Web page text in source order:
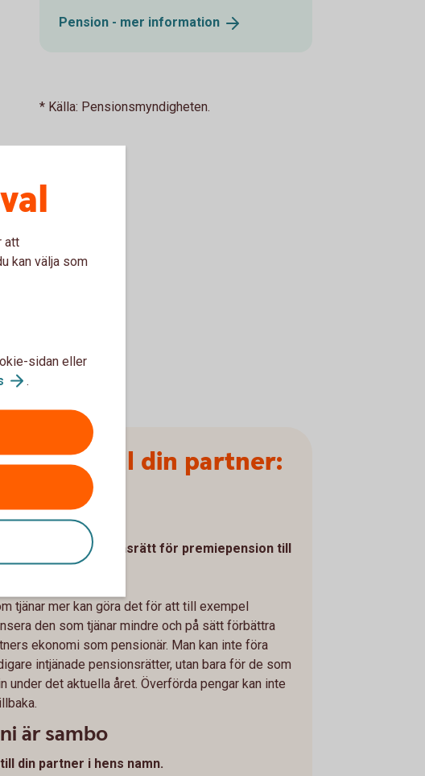
Pension - mer information
* Källa: Pensionsmyndigheten.
spara till din partner:
är gifta
överföra pensionsrätt för premiepension till
tjänar mer kan göra det för att till exempel
den som tjänar mindre och på sätt förbättra
ekonomi som pensionär. Man kan inte föra
intjänade pensionsrätter, utan bara för de som
under det aktuella året. Överförda pengar kan inte
är sambo
din partner i hens namn.
att
kan välja som
sidan eller
.